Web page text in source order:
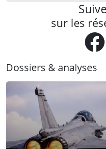
sur les
Dossiers & analyses